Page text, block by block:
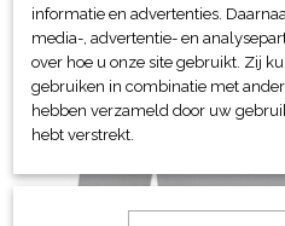
informatie en advertenties.
media-, advertentie- en
over hoe u onze site gebruikt. Zij
gebruiken in combinatie met
hebben verzameld door uw
hebt verstrekt.